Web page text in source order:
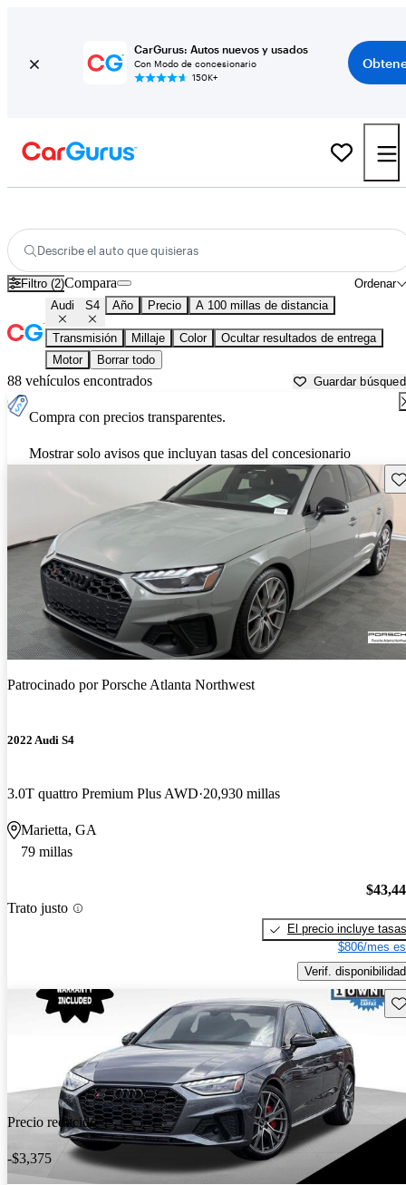
CarGurus: Autos nuevos y usados
Con Modo de concesionario
150K+
Describe el auto que quisieras
Filtro (2) Ordenar
Compara
Audi S4 Año Precio A 100 millas de distancia
Transmisión Millaje Color
Ocultar resultados de entrega
Motor
Borrar todo
88 vehículos encontrados Guardar
Compra con precios transparentes.
Mostrar solo avisos que incluyan tasas del concesionario
Patrocinado porPorsche Atlanta Northwest
2022 Audi S4
3.0T quattro Premium Plus AWD 20,930 millas
Marietta, GA
79 millas
Trato justo
El precio incluye tasas
$806/mes
Verif. disponibilidad
Precio reducido
-$3,375